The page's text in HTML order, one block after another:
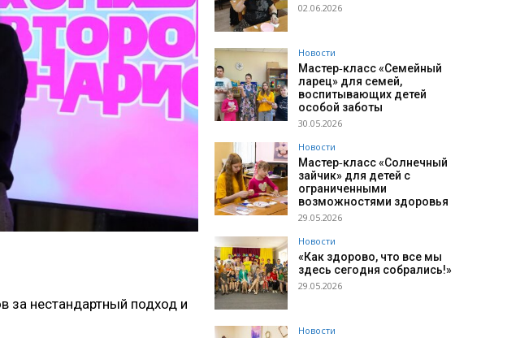
за нестандартный подход и
02.06.2026
Новости
Мастер‑класс «Семейный
ларец» для семей,
воспитывающих детей
особой заботы
30.05.2026
Новости
Мастер‑класс «Солнечный
зайчик» для детей с
ограниченными
возможностями здоровья
29.05.2026
Новости
«Как здорово, что все мы
здесь сегодня собрались!»
29.05.2026
Новости